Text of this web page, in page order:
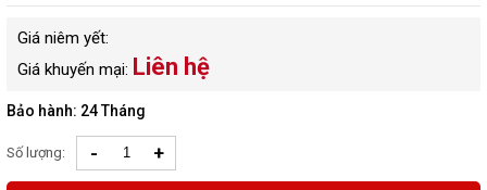
Giá niêm yết:
Giá khuyến mại: Liên hệ
Bảo hành: 24 Tháng
Số lượng: - +